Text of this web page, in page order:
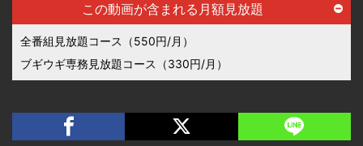
この動画が含まれる月額見放題
全番組見放題コース（550円/月）
ブギウギ専務見放題コース（330円/月）